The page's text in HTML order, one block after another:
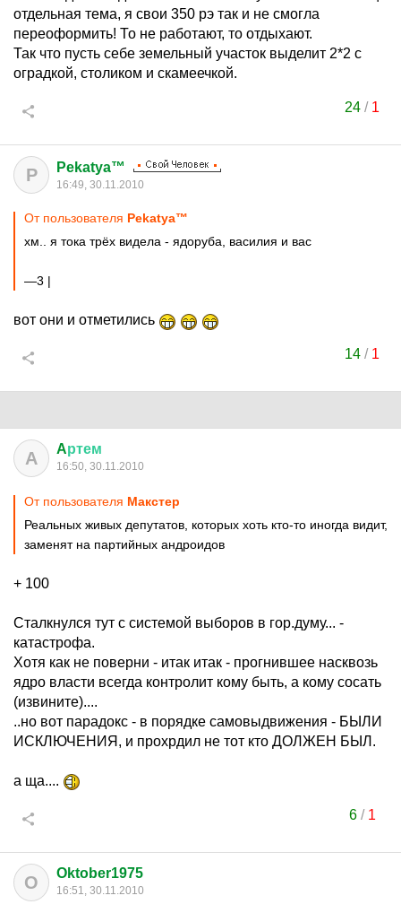
отдельная тема, я свои 350 рэ так и не смогла
переоформить! То не работают, то отдыхают.
Так что пусть себе земельный участок выделит 2*2 с
оградкой, столиком и скамеечкой.
24 / 1
P Pekatya™
16:49, 30.11.2010
От пользователя Pekatya™
хм.. я тока трёх видела - ядоруба, василия и вас
—3 |
вот они и отметились
14 / 1
A Aртем
16:50, 30.11.2010
От пользователя Макстер
Реальных живых депутатов, которых хоть кто-то иногда видит,
заменят на партийных андроидов
+ 100
Сталкнулся тут с системой выборов в гор.думу... -
катастрофа.
Хотя как не поверни - итак итак - прогнившее насквозь
ядро власти всегда контролит кому быть, а кому сосать
(извините)....
..но вот парадокс - в порядке самовыдвижения - БЫЛИ
ИСКЛЮЧЕНИЯ, и прохрдил не тот кто ДОЛЖЕН БЫЛ.
а ща....
6/ 1
O Oktober1975
16:51, 30.11.2010